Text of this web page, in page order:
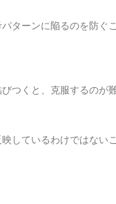
ターンに陥るのを防ぐ
つくと、克服するのが
しているわけではない